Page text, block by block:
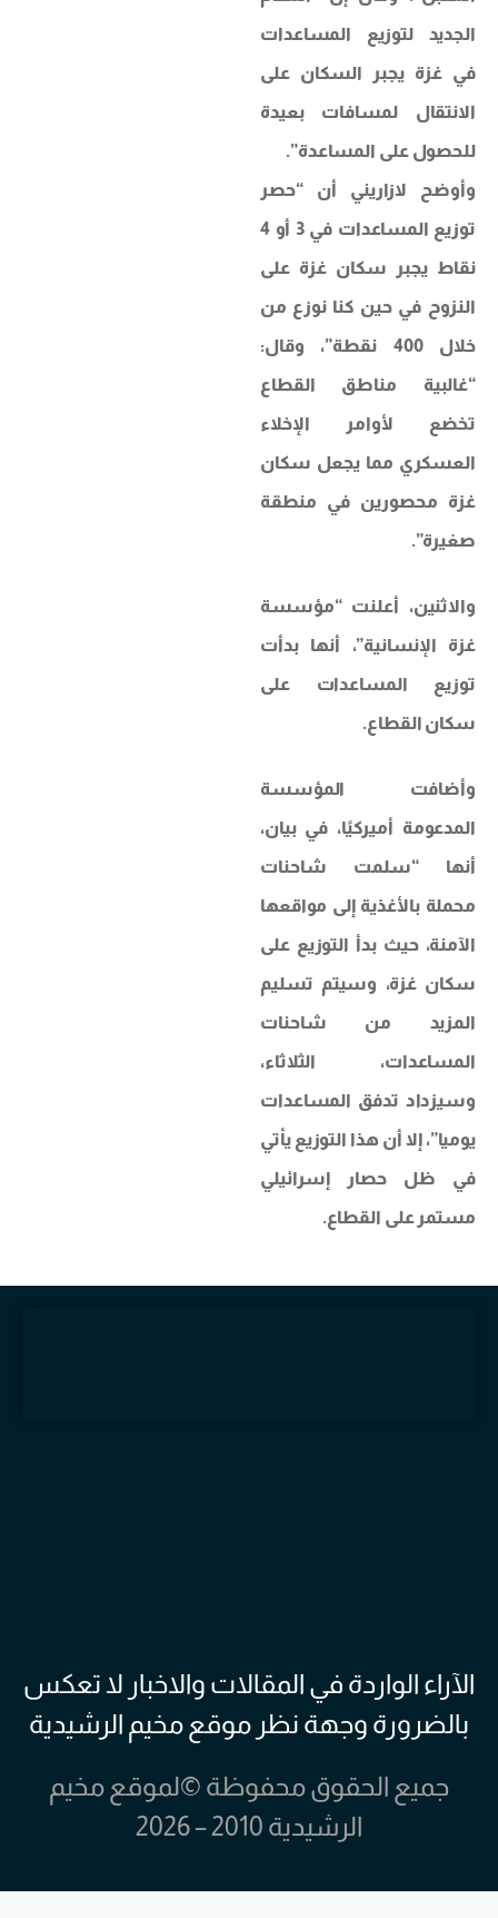
الجديد لتوزيع المساعدات
في غزة يجبر السكان على
الانتقال لمسافات بعيدة
للحصول على المساعدة”.
وأوضح لازاريني أن “حصر
توزيع المساعدات في 3 أو 4
نقاط يجبر سكان غزة على
النزوح في حين كنا نوزع من
خلال 400 نقطة”، وقال:
“غالبية مناطق القطاع
تخضع لأوامر الإخلاء
العسكري مما يجعل سكان
غزة محصورين في منطقة
صغيرة”.
والاثنين، أعلنت “مؤسسة
غزة الإنسانية”، أنها بدأت
توزيع المساعدات على
سكان القطاع.
وأضافت المؤسسة
المدعومة أميركيًا، في بيان،
أنها “سلمت شاحنات
محملة بالأغذية إلى مواقعها
الآمنة، حيث بدأ التوزيع على
سكان غزة، وسيتم تسليم
المزيد من شاحنات
المساعدات، الثلاثاء،
وسيزداد تدفق المساعدات
يوميا”، إلا أن هذا التوزيع يأتي
في ظل حصار إسرائيلي
مستمر على القطاع.
الآراء الواردة في المقالات والاخبار لا تعكس
بالضرورة وجهة نظر موقع مخيم الرشيدية
جميع الحقوق محفوظة ©لموقع مخيم
الرشيدية 2010 – 2026